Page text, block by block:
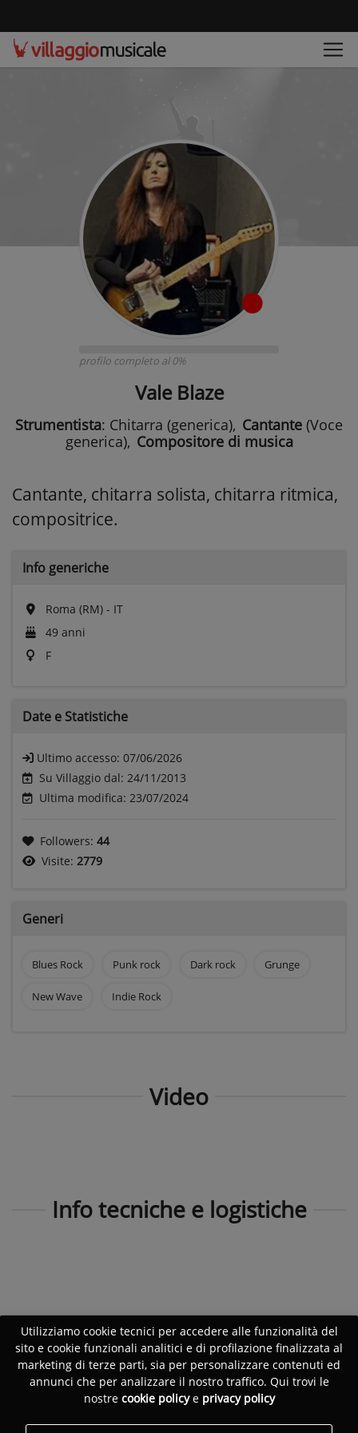
profilo completo al 0%
Vale Blaze
Strumentista: Chitarra (generica), Cantante (Voce
generica), Compositore di musica
Cantante, chitarra solista, chitarra ritmica,
compositrice.
Info generiche
Roma (RM) - IT
49 anni
F
Date e Statistiche
Ultimo accesso: 07/06/2026
Su Villaggio dal: 24/11/2013
Ultima modifica: 23/07/2024
Followers: 44
Visite: 2779
Generi
Blues Rock Punk rock Dark rock Grunge
New Wave Indie Rock
Video
Info tecniche e logistiche
Utilizziamo cookie tecnici per accedere alle funzionalità del
sito e cookie funzionali analitici e di profilazione finalizzata al
marketing di terze parti, sia per personalizzare contenuti ed
annunci che per analizzare il nostro traffico. Qui trovi le
nostre cookie policye privacy policy